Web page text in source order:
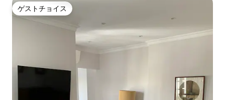
ゲストチョイス
ゲストチョイス